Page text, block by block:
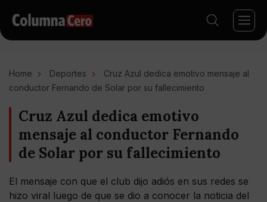
Home Deportes
Cruz Azul dedica emotivo mensaje al
conductor Fernando de Solar por su fallecimiento
Cruz Azul dedica emotivo
mensaje al conductor Fernando
de Solar por su fallecimiento
El mensaje con que el club dijo adiós en sus redes se
hizo viral luego de que se dio a conocer la noticia del